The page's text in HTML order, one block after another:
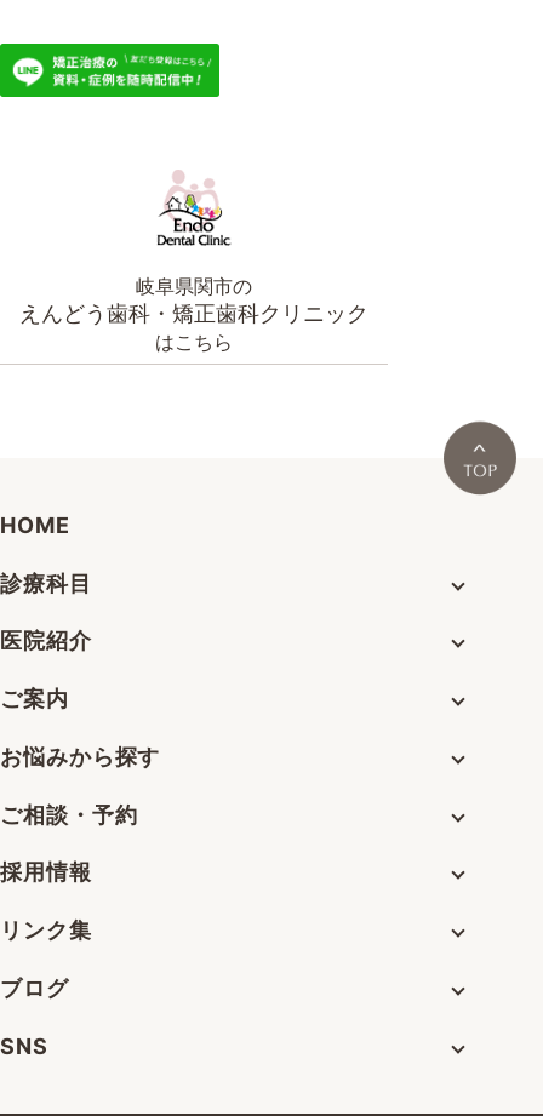
岐阜県関市の
えんどう歯科・矯正歯科クリニック
はこちら
HOME
診療科目
医院紹介
ご案内
お悩みから探す
ご相談・予約
採用情報
リンク集
ブログ
SNS